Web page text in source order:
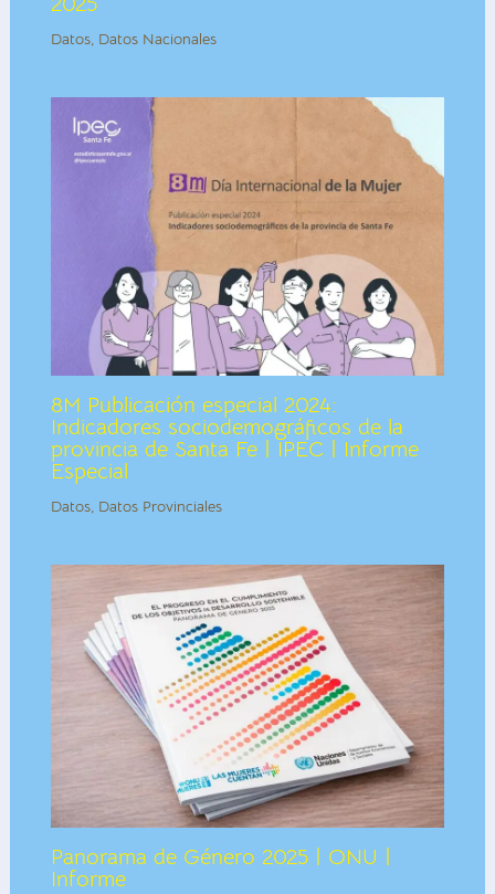
Datos, Datos Nacionales
8M Publicación especial 2024:
Indicadores sociodemográficos de la
provincia de Santa Fe | IPEC | Informe
Especial
Datos, Datos Provinciales
Panorama de Género 2025 | ONU |
Informe